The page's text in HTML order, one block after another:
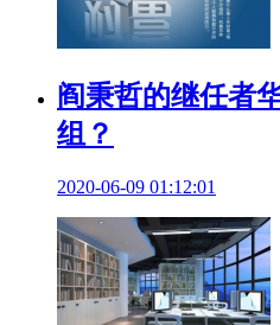
阎秉哲的继任者
组？
2020-06-09 01:12:01